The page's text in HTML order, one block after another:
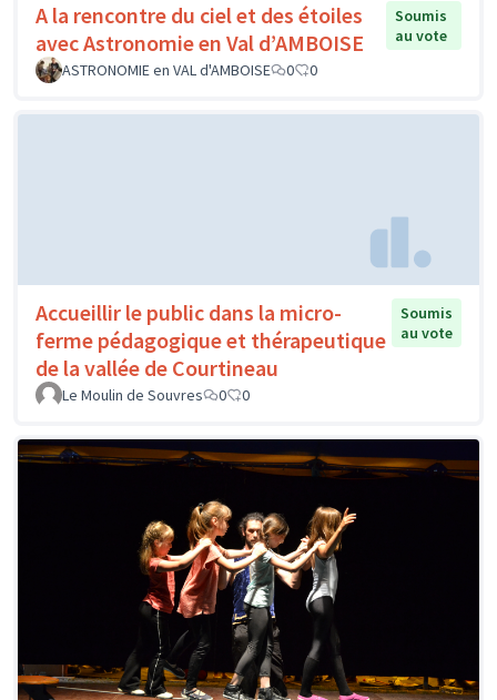
A la rencontre du ciel et des étoiles
avec Astronomie en Val d’AMBOISE
Soumis
au vote
ASTRONOMIE en VAL d'AMBOISE
0 0
Accueillir le public dans la micro-
ferme pédagogique et thérapeutique
de la vallée de Courtineau
Soumis
au vote
Le Moulin de Souvres 0 0